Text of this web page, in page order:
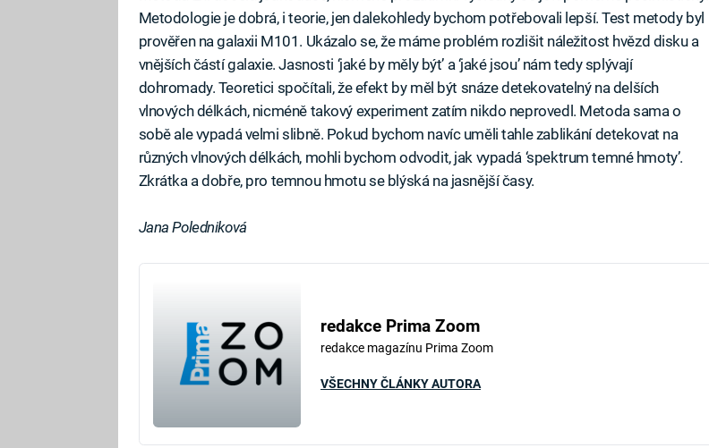
Metodologie je dobrá, i teorie, jen dalekohledy bychom potřebovali lepší. Test metody byl
prověřen na galaxii M101. Ukázalo se, že máme problém rozlišit náležitost hvězd disku a
vnějších částí galaxie. Jasnosti ‘jaké by měly být’ a ‘jaké jsou’ nám tedy splývají
dohromady. Teoretici spočítali, že efekt by měl být snáze detekovatelný na delších
vlnových délkách, nicméně takový experiment zatím nikdo neprovedl. Metoda sama o
sobě ale vypadá velmi slibně. Pokud bychom navíc uměli tahle zablikání detekovat na
různých vlnových délkách, mohli bychom odvodit, jak vypadá ‘spektrum temné hmoty’.
Zkrátka a dobře, pro temnou hmotu se blýská na jasnější časy.
Jana Poledniková
redakce Prima Zoom
redakce magazínu Prima Zoom
VŠECHNY ČLÁNKY AUTORA